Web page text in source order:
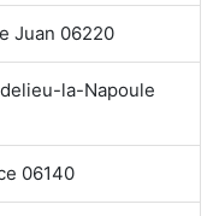
Juan 06220
la-Napoule
06140